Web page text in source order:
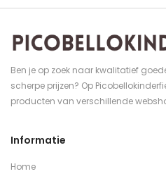
Ben je op zoek naar kwalitatief
scherpe prijzen? Op
producten van verschillende
Informatie
Home